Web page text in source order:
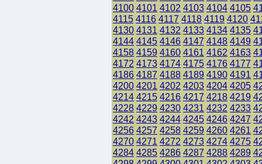
4100 4101 4102 4103 4104 4105
4115 4116 4117 4118 4119 4120
4130 4131 4132 4133 4134 4135
4144 4145 4146 4147 4148 4149
4158 4159 4160 4161 4162 4163
4172 4173 4174 4175 4176 4177
4186 4187 4188 4189 4190 4191
4200 4201 4202 4203 4204 4205
4214 4215 4216 4217 4218 4219
4228 4229 4230 4231 4232 4233
4242 4243 4244 4245 4246 4247
4256 4257 4258 4259 4260 4261
4270 4271 4272 4273 4274 4275
4284 4285 4286 4287 4288 4289